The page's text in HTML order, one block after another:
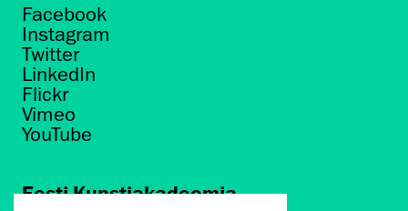
Facebook
Instagram
Twitter
LinkedIn
Flickr
Vimeo
YouTube
Eesti Kunstiakadeemia